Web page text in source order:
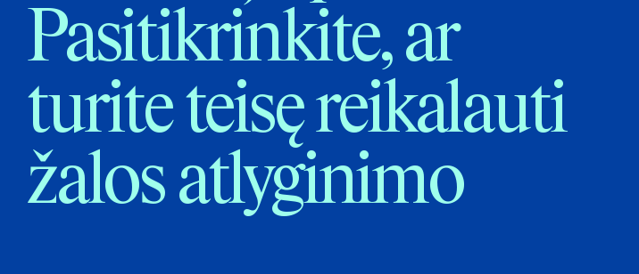
Pasitikrinkite, ar
turite teisę reikalauti
žalos atlyginimo